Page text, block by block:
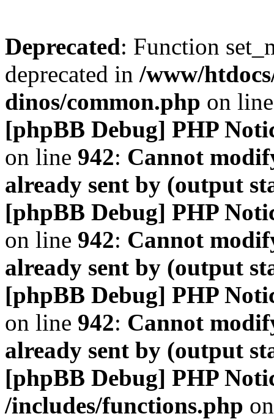
Deprecated: Function
deprecated in /www/
dinos/common.php on
[phpBB Debug] PHP
on line 942: Cannot
already sent by (output
[phpBB Debug] PHP
on line 942: Cannot
already sent by (output
[phpBB Debug] PHP
on line 942: Cannot
already sent by (output
[phpBB Debug] PHP
/includes/functions.php